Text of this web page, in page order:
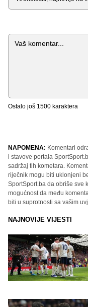
Komentar
Ostalo još 1500 karaktera
NAPOMENA: Komentari
i stavove portala
sadržaj tih kometara.
riječnik mogu biti uklonjeni
SportSport.ba da obriše sve
mogućnost da među
biti u suprotnosti sa vašim
NAJNOVIJE VIJESTI